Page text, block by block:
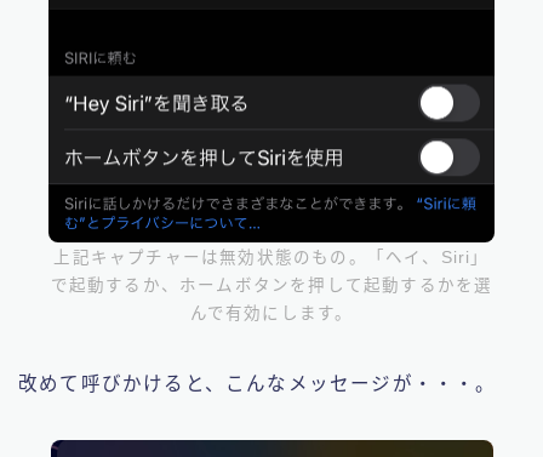
上記キャプチャーは無効状態のもの。「ヘイ、Siri」
で起動するか、ホームボタンを押して起動するかを選
んで有効にします。
改めて呼びかけると、こんなメッセージが・・・。